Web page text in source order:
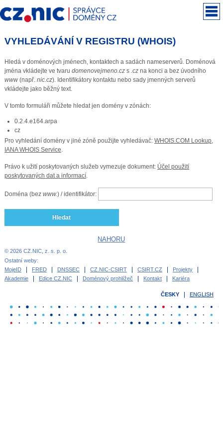
VYHLEDÁVÁNÍ V REGISTRU (WHOIS)
Hledá v doménových jménech, kontaktech a sadách nameserverů. Doménová
jména vkládejte ve tvaru domenovejmeno.czs .czna konci a bez úvodního
www(např. nic.cz). Identifikátory kontaktu nebo sady jmenných serverů
vkládejte jako běžný text.
V tomto formuláři můžete hledat jen domény v zónách:
0.2.4.e164.arpa
cz
Pro vyhledání domény v jiné zóně použijte vyhledávač: WHOIS.COM Lookup,
IANA WHOIS Service.
Právo k užití poskytovaných služeb vymezuje dokument: Účel použití
poskytovaných dat a informací.
Doména (bez www.) / identifikátor:
Hledat
NAHORU
© 2026 CZ.NIC, z. s. p. o.
Ostatní weby:
MojeID
FRED DNSSEC CZ.NIC-CSIRT CSIRT.CZ
Projekty
Akademie
Edice CZ.NIC Doménový prohlížeč Kontakt Kariéra
ČESKY ENGLISH